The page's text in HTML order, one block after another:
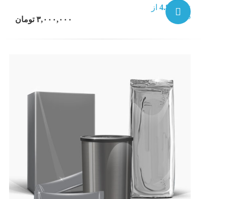
نمره 4.88 از
5
۳,۰۰۰,۰۰۰ تومان